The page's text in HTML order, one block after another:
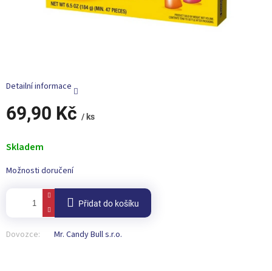
69,90 Kč / ks
cena:
Skladem
Možnosti doručení
Přidat do košíku
Dovozce: Mr. Candy Bull s.r.o.
Detailní informace